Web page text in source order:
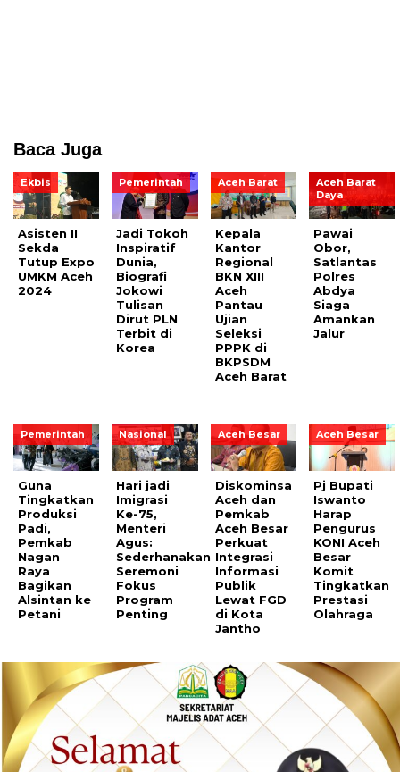
Baca Juga
Ekbis
Asisten II
Sekda
Tutup Expo
UMKM Aceh
2024
Pemerintah
Jadi Tokoh
Inspiratif
Dunia,
Biografi
Jokowi
Tulisan
Dirut PLN
Terbit di
Korea
Aceh Barat
Kepala
Kantor
Regional
BKN XIII
Aceh
Pantau
Ujian
Seleksi
PPPK di
BKPSDM
Aceh Barat
Aceh Barat
Daya
Pawai
Obor,
Satlantas
Polres
Abdya
Siaga
Amankan
Jalur
Pemerintah
Guna
Tingkatkan
Produksi
Padi,
Pemkab
Nagan
Raya
Bagikan
Alsintan ke
Petani
Nasional
Hari jadi
Imigrasi
Ke-75,
Menteri
Agus:
Sederhanakan
Seremoni
Fokus
Program
Penting
Aceh Besar
Diskominsa
Aceh dan
Pemkab
Aceh Besar
Perkuat
Integrasi
Informasi
Publik
Lewat FGD
di Kota
Jantho
Aceh Besar
Pj Bupati
Iswanto
Harap
Pengurus
KONI Aceh
Besar
Komit
Tingkatkan
Prestasi
Olahraga